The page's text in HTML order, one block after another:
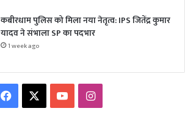
कबीरधाम पुलिस को मिला नया नेतृत्व: IPS जितेंद्र कुमार
यादव ने संभाला SP का पदभार
1 week ago
Facebook YouTubeInstagram